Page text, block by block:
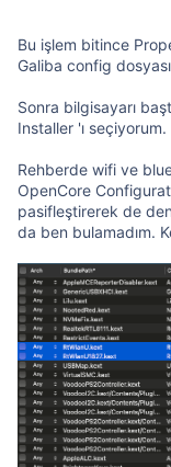
Bu işlem bitince
Galiba config
Sonra bilgisayarı
Installer 'ı
Rehberde wifi ve
OpenCore
pasifleştirerek de
da ben bulamadım.